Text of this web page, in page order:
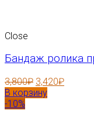
Close
Бандаж ролика
3,800₽ 3,420₽
В корзину
-10%